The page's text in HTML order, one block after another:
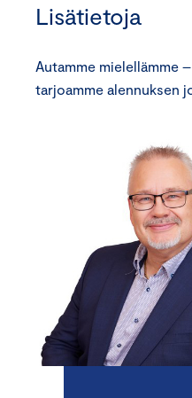
Lisätietoja
Autamme mielellämme
tarjoamme alennuksen